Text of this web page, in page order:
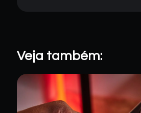
Veja também: